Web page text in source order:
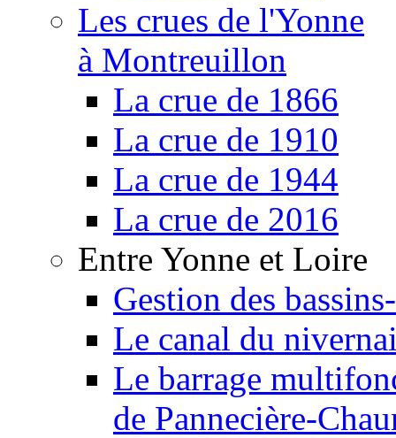
Les crues de l'Yonne
à Montreuillon
La crue de 1866
La crue de 1910
La crue de 1944
La crue de 2016
Entre Yonne et Loire
Gestion des
Le canal du
Le barrage
de Pannecière-